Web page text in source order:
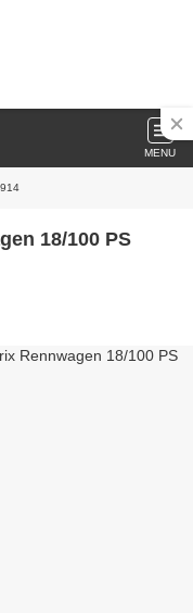
MENU
18/100 PS